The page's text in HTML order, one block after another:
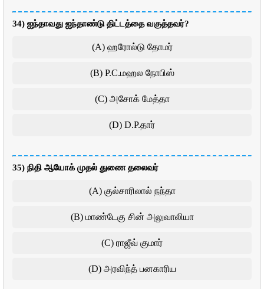
34) ஐந்தாவது ஐந்தாண்டு திட்டத்தை வகுத்தவர்?
(A) ஹரோல்டு தோமர்
(B) P.C.மஹல நோபிஸ்
(C) அசோக் மேத்தா
(D) D.P.தார்
35) நிதி ஆயோக் முதல் துணை தலைவர்
(A) குல்சாரிலால் நந்தா
(B) மாண்டேகு சின் அலுவாலியா
(C) ராஜீவ் குமார்
(D) அரவிந்த் பனகாரிய